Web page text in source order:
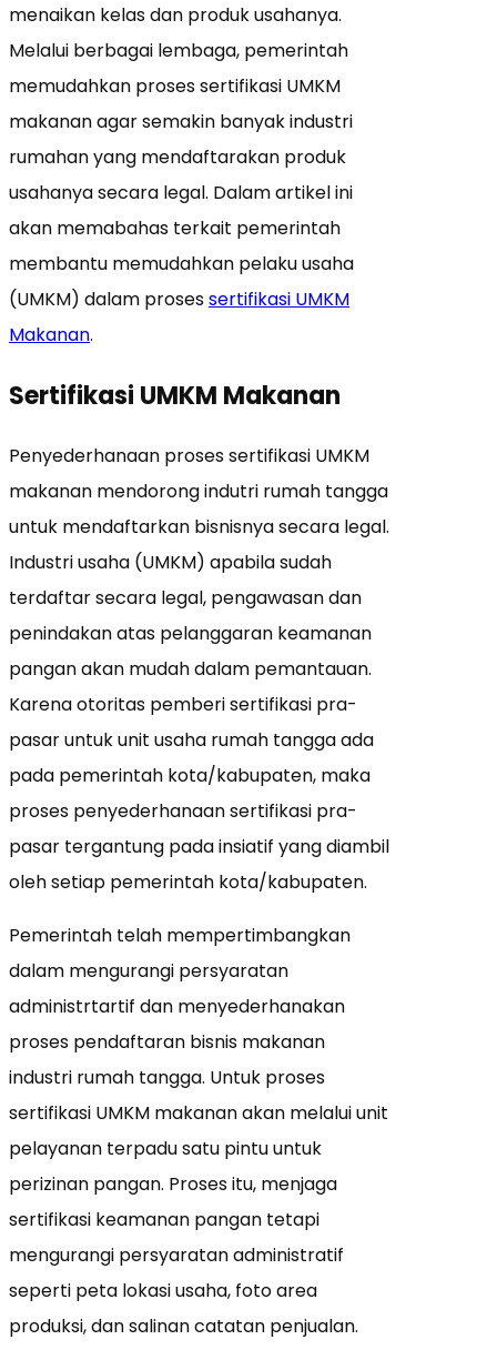
menaikan kelas dan produk usahanya.
Melalui berbagai lembaga, pemerintah
memudahkan proses sertifikasi UMKM
makanan agar semakin banyak industri
rumahan yang mendaftarakan produk
usahanya secara legal. Dalam artikel ini
akan memabahas terkait pemerintah
membantu memudahkan pelaku usaha
(UMKM) dalam prosessertifikasi UMKM
Makanan.
Sertifikasi UMKM Makanan
Penyederhanaan proses sertifikasi UMKM
makanan mendorong indutri rumah tangga
untuk mendaftarkan bisnisnya secara legal.
Industri usaha (UMKM) apabila sudah
terdaftar secara legal, pengawasan dan
penindakan atas pelanggaran keamanan
pangan akan mudah dalam pemantauan.
Karena otoritas pemberi sertifikasi pra-
pasar untuk unit usaha rumah tangga ada
pada pemerintah kota/kabupaten, maka
proses penyederhanaan sertifikasi pra-
pasar tergantung pada insiatif yang diambil
oleh setiap pemerintah kota/kabupaten.
Pemerintah telah mempertimbangkan
dalam mengurangi persyaratan
administrtartif dan menyederhanakan
proses pendaftaran bisnis makanan
industri rumah tangga. Untuk proses
sertifikasi UMKM makanan akan melalui unit
pelayanan terpadu satu pintu untuk
perizinan pangan. Proses itu, menjaga
sertifikasi keamanan pangan tetapi
mengurangi persyaratan administratif
seperti peta lokasi usaha, foto area
produksi, dan salinan catatan penjualan.